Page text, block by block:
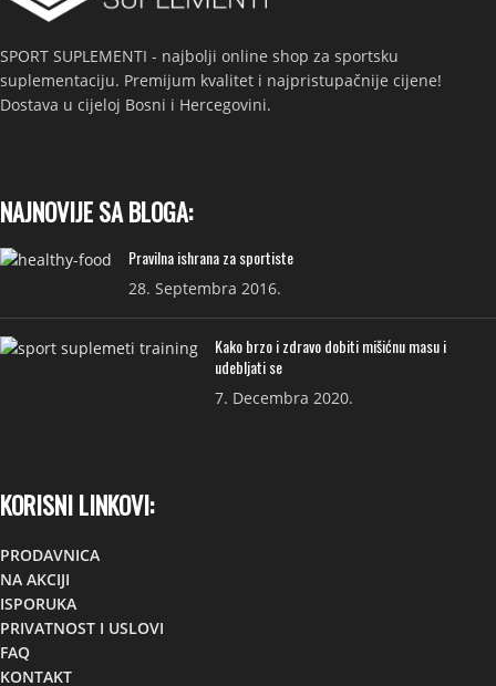
SPORT SUPLEMENTI - najbolji online shop za sportsku
suplementaciju. Premijum kvalitet i najpristupačnije cijene!
Dostava u cijeloj Bosni i Hercegovini.
NAJNOVIJE SA BLOGA:
Pravilna ishrana za sportiste
28. Septembra 2016.
Kako brzo i zdravo dobiti mišićnu masu i
udebljati se
7. Decembra 2020.
KORISNI LINKOVI:
PRODAVNICA
NA AKCIJI
ISPORUKA
PRIVATNOST I USLOVI
FAQ
KONTAKT